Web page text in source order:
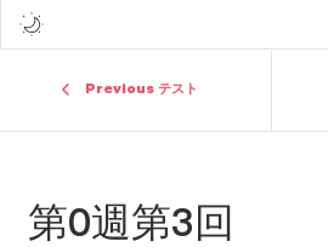
Previous テスト
第0週第3回